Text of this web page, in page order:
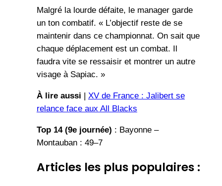
Malgré la lourde défaite, le manager garde
un ton combatif. « L’objectif reste de se
maintenir dans ce championnat. On sait que
chaque déplacement est un combat. Il
faudra vite se ressaisir et montrer un autre
visage à Sapiac. »
À lire aussi | XV de France : Jalibert se
relance face aux All Blacks
Top 14 (9e journée) : Bayonne –
Montauban : 49–7
Articles les plus populaires :